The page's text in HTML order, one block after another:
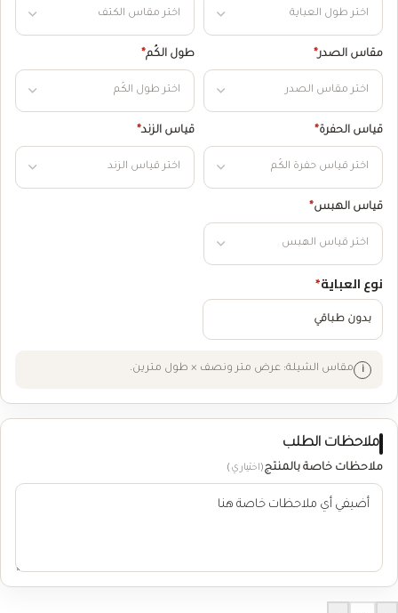
مقاس الصدر* طول الكُم*
قياس الحفرة* قياس الزند*
قياس الهبس*
نوع العباية*
بدون طباقي
مقاس الشيلة: عرض متر ونصف × طول مترين.
ملاحظات الطلب
ملاحظات خاصة بالمنتج(اختياري)